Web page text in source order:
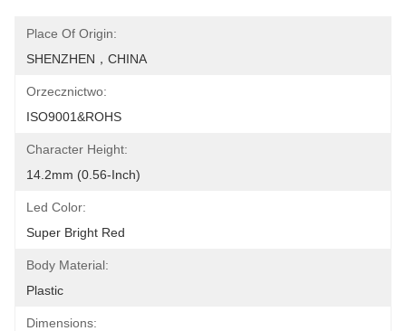
Place Of Origin:
SHENZHEN，CHINA
Orzecznictwo:
ISO9001&ROHS
Character Height:
14.2mm (0.56-Inch)
Led Color:
Super Bright Red
Body Material:
Plastic
Dimensions: